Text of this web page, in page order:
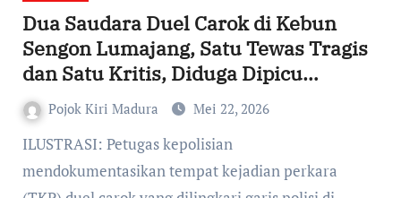
Dua Saudara Duel Carok di Kebun
Sengon Lumajang, Satu Tewas Tragis
dan Satu Kritis, Diduga Dipicu
Rebutan Daun Nangka
Pojok Kiri Madura Mei 22, 2026
ILUSTRASI: Petugas kepolisian
mendokumentasikan tempat kejadian perkara